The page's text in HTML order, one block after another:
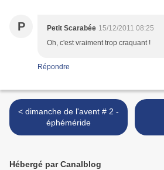
P Petit Scarabée 15/12/2011 08:25
Oh, c'est vraiment trop craquant !
Répondre
< dimanche de l'avent # 2 -
éphéméride
Hébergé par Canalblog